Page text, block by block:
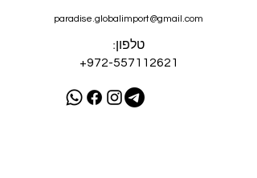
paradise.globalimport@gmail.com
טלפון:
+972-557112621